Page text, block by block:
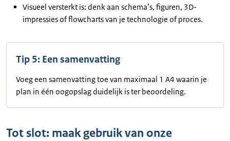
Visueel versterkt is: denk aan schema’s, figuren, 3D-
impressies of flowcharts van je technologie of proces.
Tip 5: Een samenvatting
Voeg een samenvatting toe van maximaal 1 A4 waarin je
plan in één oogopslag duidelijk is ter beoordeling.
Tot slot: maak gebruik van onze